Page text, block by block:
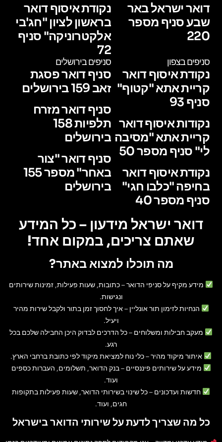
דואר ישראל באר
שבע סניף מספר
220
נקודת איסוף דואר
בראשון לציון "חג'בי
אלקטרוניקה" סניף
72
סניפים בצפון
נקודת איסוף דואר
קריית אתא "קטוף"
סניף 93
נקודות איסוף דואר
קריית אתא "מסיבה
לי" סניף מספר 50
נקודת איסוף דואר
בחיפה "כלבו חגי"
סניף מספר 40
סניפים בירושלים
סניף דואר פסגת
זאב 159 בירושלים
סניף דואר מזרח
תלפיות 158
בירושלים
סניף דואר "צור
באחר" מספר 155
בירושלים
דואר ישראל מידעון – כל המידע
שאתם צריכים, במקום אחד!
מה תוכלו למצוא באתר?
מידע מקיף על סניפי הדואר– כתובות, שעות פעילות, זמינות שירותים
ונגישות.
הנחיות לזימון תור אונליין – איך לחסוך זמן בתור ולקבל שירות מהיר
ויעיל.
מעקב חבילות ומשלוחים – כל הדרכים לבדוק היכן החבילה שלכם בכל
רגע.
איתור מיקוד מהיר– כלי נוח למציאת מיקוד לפי כתובת ברחבי הארץ.
מידע על שירותים פיננסיים – בנק הדואר, תשלומים, העברות כספים
ועוד.
חדשות ועדכונים – כל שינוי בשירותי הדואר, שעות פעילות בתקופות
חגים, ועוד.
כל מה שצריך לדעת על שירותי הדואר בישראל